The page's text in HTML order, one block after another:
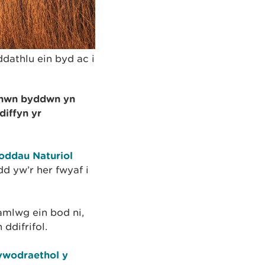
ein byd ac i
byddwn yn
yr
Naturiol
yw’r her fwyaf i
ein bod ni,
ddifrifol.
y